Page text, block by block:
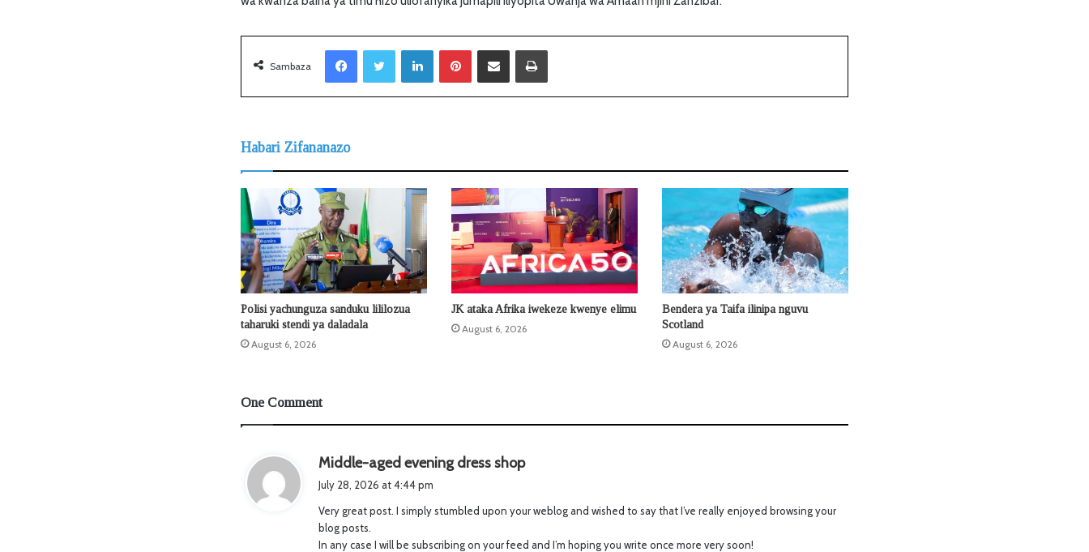
Sambaza
LinkedIn Sambaza kupitia barua pepe
Habari Zifananazo
Polisi yachunguza sanduku lililozua
taharuki stendi ya daladala
August 6, 2026
JK ataka Afrika iwekeze kwenye elimu
August 6, 2026
Bendera ya Taifa ilinipa nguvu
Scotland
August 6, 2026
One Comment
Middle-aged evening dress shop
s
July 28, 2026 at 4:44 pm
Very great post. I simply stumbled upon your weblog and wished to say that I’ve really enjoyed browsing your
blog posts.
In any case I will be subscribing on your feed and I’m hoping you write once more very soon!